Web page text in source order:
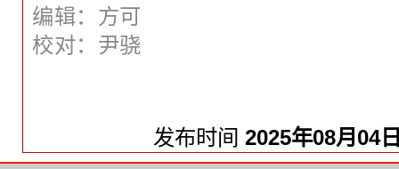
编辑： 方可
校对： 尹骁
发布时间 2025年08月04